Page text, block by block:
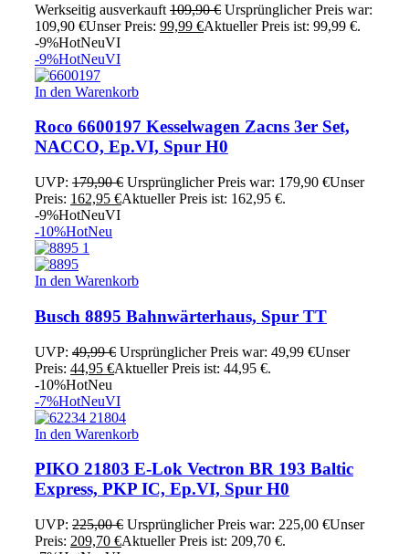
Werkseitig ausverkauft 109,90€ Ursprünglicher Preis war:
109,90 €Unser Preis: 99,99 €Aktueller Preis ist: 99,99 €.
-9%HotNeuVI
-9%HotNeuVI
In den Warenkorb
Roco 6600197 Kesselwagen Zacns 3er Set,
NACCO, Ep.VI, Spur H0
UVP: 179,90€ Ursprünglicher Preis war: 179,90 €Unser
Preis: 162,95 €Aktueller Preis ist: 162,95 €.
-9%HotNeuVI
-10%HotNeu
In den Warenkorb
Busch 8895 Bahnwärterhaus, Spur TT
UVP: 49,99€ Ursprünglicher Preis war: 49,99 €Unser
Preis: 44,95 €Aktueller Preis ist: 44,95 €.
-10%HotNeu
-7%HotNeuVI
In den Warenkorb
PIKO 21803 E-Lok Vectron BR 193 Baltic
Express, PKP IC, Ep.VI, Spur H0
UVP: 225,00€ Ursprünglicher Preis war: 225,00 €Unser
Preis: 209,70 €Aktueller Preis ist: 209,70 €.